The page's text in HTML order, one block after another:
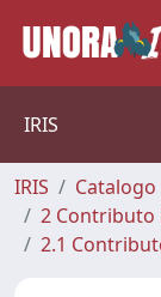
IRIS
IRIS
Catalogo
2 Contributo
2.1